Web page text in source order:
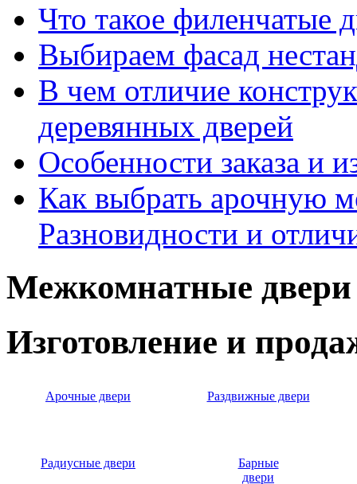
Что такое филенчатые
Выбираем фасад
В чем отличие
деревянных дверей
Особенности заказа и
Как выбрать арочную
Разновидности и
Межкомнатные двери
Изготовление и
Арочные двери Раздвижные двери
Радиусные двери
Барные
двери